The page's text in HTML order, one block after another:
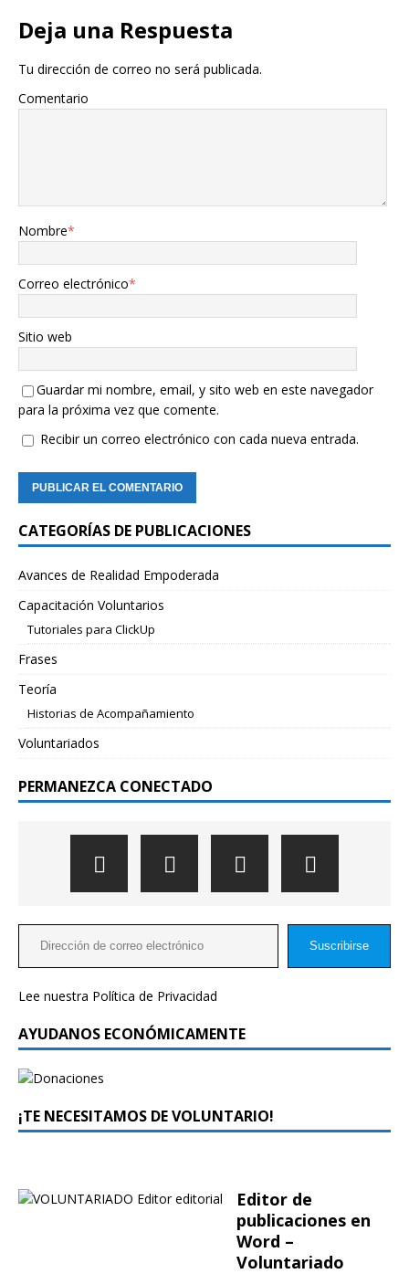
Deja una Respuesta
Tu dirección de correo no será publicada.
Comentario
Nombre*
Correo electrónico*
Sitio web
Guardar mi nombre, email, y sito web en este navegador
para la próxima vez que comente.
Recibir un correo electrónico con cada nueva entrada.
CATEGORÍAS DE PUBLICACIONES
Avances de Realidad Empoderada
Capacitación Voluntarios
Tutoriales para ClickUp
Frases
Teoría
Historias de Acompañamiento
Voluntariados
PERMANEZCA CONECTADO
Suscribirse
Lee nuestra Política de Privacidad
AYUDANOS ECONÓMICAMENTE
¡TE NECESITAMOS DE VOLUNTARIO!
Editor de
publicaciones en
Word –
Voluntariado